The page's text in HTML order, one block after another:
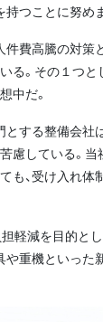
つことに努め
件費高騰の対策
る。その１つと
中だ。
とする整備会社
慮している。
も、受け入れ体
軽減を目的と
や重機といっ